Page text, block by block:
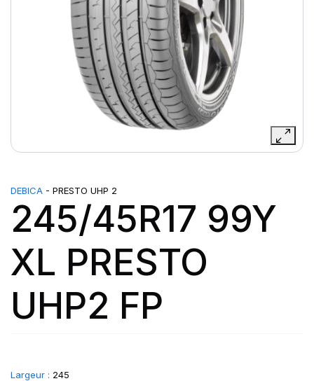
DEBICA - PRESTO UHP 2
245/45R17 99Y
XL PRESTO
UHP2 FP
Largeur : 245